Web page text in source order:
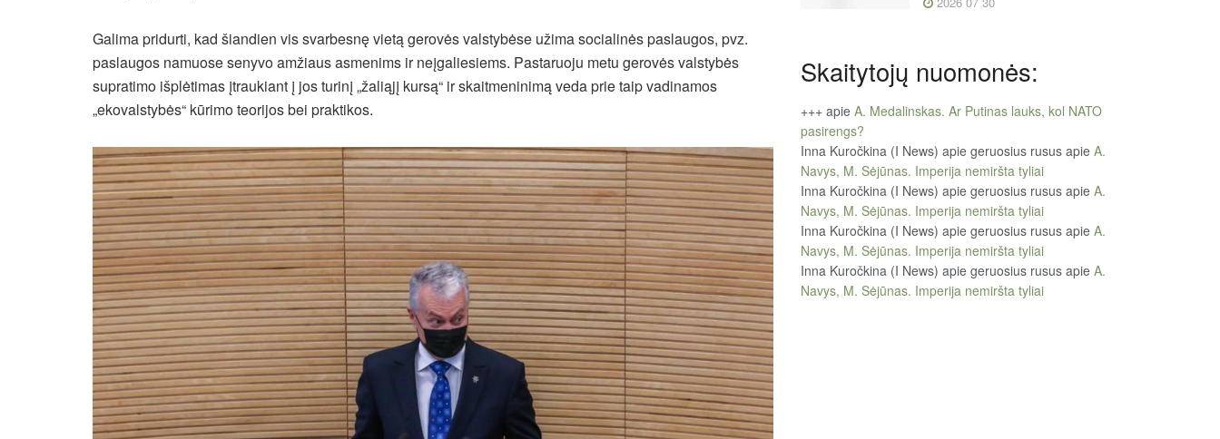
Galima pridurti, kad šiandien vis svarbesnę vietą gerovės valstybėse užima socialinės paslaugos, pvz.
paslaugos namuose senyvo amžiaus asmenims ir neįgaliesiems. Pastaruoju metu gerovės valstybės
supratimo išplėtimas įtraukiant į jos turinį „žaliąjį kursą“ ir skaitmeninimą veda prie taip vadinamos
„ekovalstybės“ kūrimo teorijos bei praktikos.
Skaitytojų nuomonės:
+++ apie A. Medalinskas. Ar Putinas lauks, kol NATO
pasirengs?
Inna Kuročkina (I News) apie geruosius rusus apie A.
Navys, M. Sėjūnas. Imperija nemiršta tyliai
Inna Kuročkina (I News) apie geruosius rusus apie A.
Navys, M. Sėjūnas. Imperija nemiršta tyliai
Inna Kuročkina (I News) apie geruosius rusus apie A.
Navys, M. Sėjūnas. Imperija nemiršta tyliai
Inna Kuročkina (I News) apie geruosius rusus apie A.
Navys, M. Sėjūnas. Imperija nemiršta tyliai